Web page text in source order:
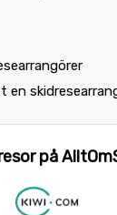
en
på